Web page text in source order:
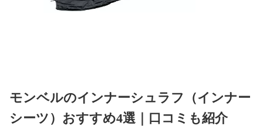
モンベルのインナーシュラフ（インナー
シーツ）おすすめ4選｜口コミも紹介